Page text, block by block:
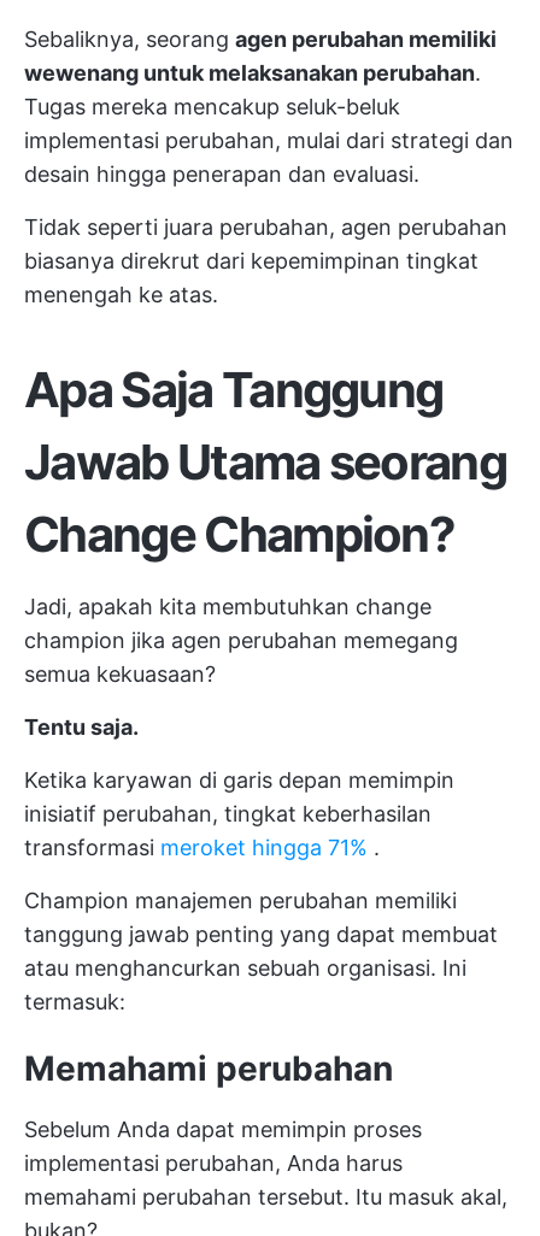
Sebaliknya, seorang agen perubahan memiliki
wewenang untuk melaksanakan perubahan.
Tugas mereka mencakup seluk-beluk
implementasi perubahan, mulai dari strategi dan
desain hingga penerapan dan evaluasi.
Tidak seperti juara perubahan, agen perubahan
biasanya direkrut dari kepemimpinan tingkat
menengah ke atas.
Apa Saja Tanggung
Jawab Utama seorang
Change Champion?
Jadi, apakah kita membutuhkan change
champion jika agen perubahan memegang
semua kekuasaan?
Tentu saja.
Ketika karyawan di garis depan memimpin
inisiatif perubahan, tingkat keberhasilan
transformasi meroket hingga 71% .
Champion manajemen perubahan memiliki
tanggung jawab penting yang dapat membuat
atau menghancurkan sebuah organisasi. Ini
termasuk:
Memahami perubahan
Sebelum Anda dapat memimpin proses
implementasi perubahan, Anda harus
memahami perubahan tersebut. Itu masuk akal,
bukan?